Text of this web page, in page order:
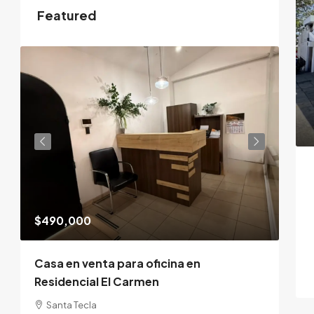
Featured
$490,000
Casa en venta para oficina en
Residencial El Carmen
Santa Tecla